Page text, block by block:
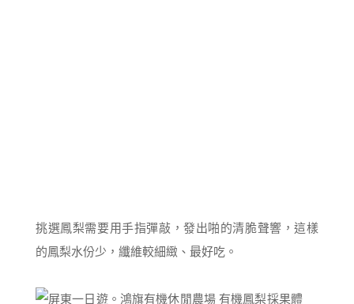
挑選鳳梨需要用手指彈敲，發出啪的清脆聲響，這樣
的鳳梨水份少，纖維較細緻、最好吃。